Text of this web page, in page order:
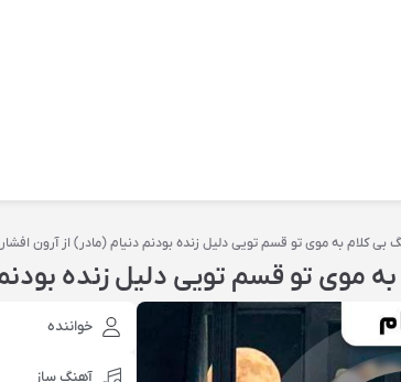
بی کلام به موی تو قسم تویی دلیل زنده بودنم دنیام (مادر) از آرون افشار
موی تو قسم تویی دلیل زنده
خواننده
آهنگ ساز